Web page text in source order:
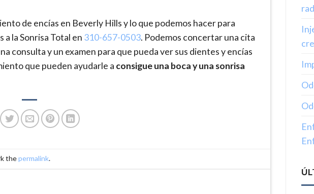
de encías en Beverly Hills y lo que podemos hacer para
la Sonrisa Total en 310-657-0503. Podemos concertar una cita
consulta y un examen para que pueda ver sus dientes y encías
que pueden ayudarle a consigue una boca y una sonrisa
thepermalink.